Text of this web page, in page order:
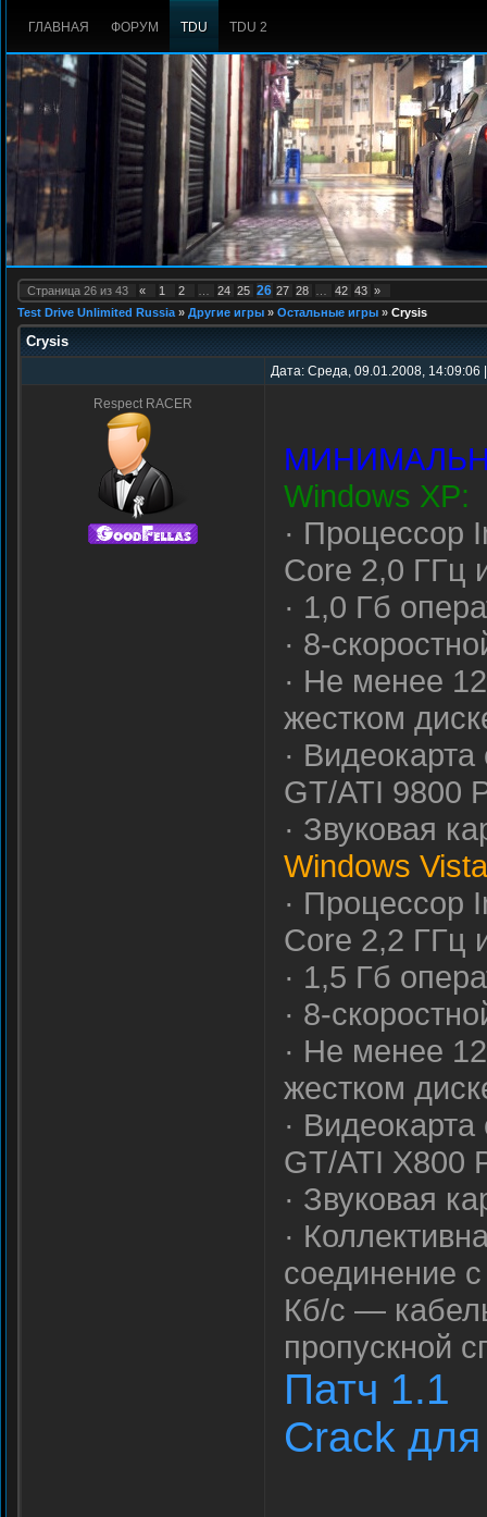
ГЛАВНАЯ ФОРУМ TDU TDU 2
Страница 26 из 43 « 1 2 24 25 26 27 28 42 43 »
Test Drive Unlimited Russia » Другие игры » Остальные игры » Crysis
Crysis
Дата: Среда, 09.01.2008,
Respect RACER
Windows XP:
· Процессор
Core 2,0 ГГц
· 1,0 Гб
· 8-
· Не менее
жестком
·
GT/ATI 9800
· Звуковая
Windows
· Процессор
Core 2,2 ГГц
· 1,5 Гб
· 8-
· Не менее
жестком
·
GT/ATI X800
· Звуковая
·
соединение
Кб/с —
пропускной
Патч 1.1
Crack